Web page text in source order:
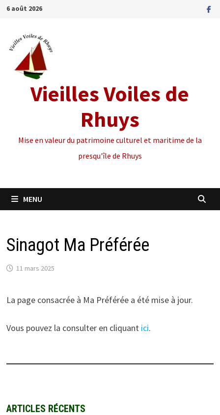
Passer
contenu
6 août 2026
Vieilles Voiles de
Rhuys
Mise en valeur du patrimoine culturel et maritime de la
presqu'île de Rhuys
MENU
Sinagot Ma Préférée
11 mars 2025
La page consacrée à Ma Préférée a été mise à jour.
Vous pouvez la consulter en cliquant ici.
ARTICLES RÉCENTS